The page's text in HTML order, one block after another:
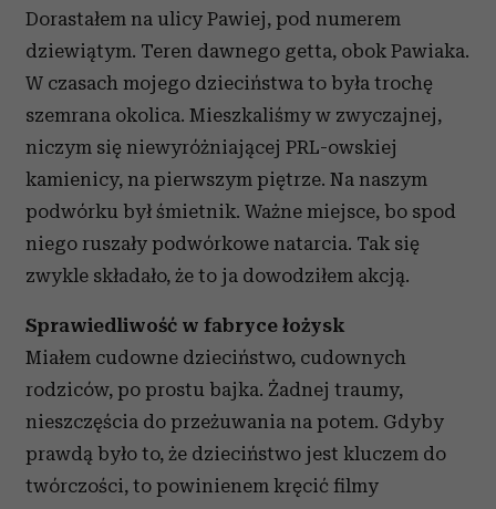
Dorastałem na ulicy Pawiej, pod numerem
dziewiątym. Teren dawnego getta, obok Pawiaka.
W czasach mojego dzieciństwa to była trochę
szemrana okolica. Mieszkaliśmy w zwyczajnej,
niczym się niewyróżniającej PRL-owskiej
kamienicy, na pierwszym piętrze. Na naszym
podwórku był śmietnik. Ważne miejsce, bo spod
niego ruszały podwórkowe natarcia. Tak się
zwykle składało, że to ja dowodziłem akcją.
Sprawiedliwość w fabryce łożysk
Miałem cudowne dzieciństwo, cudownych
rodziców, po prostu bajka. Żadnej traumy,
nieszczęścia do przeżuwania na potem. Gdyby
prawdą było to, że dzieciństwo jest kluczem do
twórczości, to powinienem kręcić filmy